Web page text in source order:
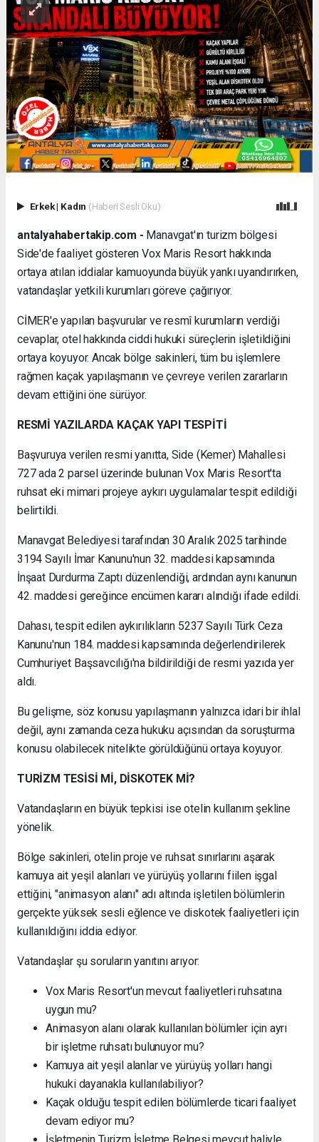
Erkek| Kadın (Haberi Sesli Oku)
antalyahabertakip.com - Manavgat'ın turizm bölgesi
Side'de faaliyet gösteren Vox Maris Resort hakkında
ortaya atılan iddialar kamuoyunda büyük yankı uyandırırken,
vatandaşlar yetkili kurumları göreve çağırıyor.
CİMER'e yapılan başvurular ve resmî kurumların verdiği
cevaplar, otel hakkında ciddi hukuki süreçlerin işletildiğini
ortaya koyuyor. Ancak bölge sakinleri, tüm bu işlemlere
rağmen kaçak yapılaşmanın ve çevreye verilen zararların
devam ettiğini öne sürüyor.
RESMİ YAZILARDA KAÇAK YAPI TESPİTİ
Başvuruya verilen resmi yanıtta, Side (Kemer) Mahallesi
727 ada 2 parsel üzerinde bulunan Vox Maris Resort'ta
ruhsat eki mimari projeye aykırı uygulamalar tespit edildiği
belirtildi.
Manavgat Belediyesi tarafından 30 Aralık 2025 tarihinde
3194 Sayılı İmar Kanunu'nun 32. maddesi kapsamında
İnşaat Durdurma Zaptı düzenlendiği, ardından aynı kanunun
42. maddesi gereğince encümen kararı alındığı ifade edildi.
Dahası, tespit edilen aykırılıkların 5237 Sayılı Türk Ceza
Kanunu'nun 184. maddesi kapsamında değerlendirilerek
Cumhuriyet Başsavcılığı'na bildirildiği de resmi yazıda yer
aldı.
Bu gelişme, söz konusu yapılaşmanın yalnızca idari bir ihlal
değil, aynı zamanda ceza hukuku açısından da soruşturma
konusu olabilecek nitelikte görüldüğünü ortaya koyuyor.
TURİZM TESİSİ Mİ, DİSKOTEK Mİ?
Vatandaşların en büyük tepkisi ise otelin kullanım şekline
yönelik.
Bölge sakinleri, otelin proje ve ruhsat sınırlarını aşarak
kamuya ait yeşil alanları ve yürüyüş yollarını fiilen işgal
ettiğini, "animasyon alanı" adı altında işletilen bölümlerin
gerçekte yüksek sesli eğlence ve diskotek faaliyetleri için
kullanıldığını iddia ediyor.
Vatandaşlar şu soruların yanıtını arıyor:
Vox Maris Resort'un mevcut faaliyetleri ruhsatına
uygun mu?
Animasyon alanı olarak kullanılan bölümler için ayrı
bir işletme ruhsatı bulunuyor mu?
Kamuya ait yeşil alanlar ve yürüyüş yolları hangi
hukuki dayanakla kullanılabiliyor?
Kaçak olduğu tespit edilen bölümlerde ticari faaliyet
devam ediyor mu?